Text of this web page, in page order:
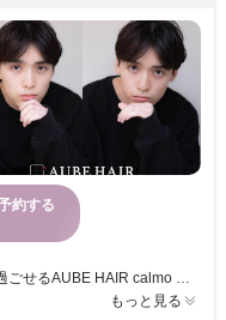
約する
広々とした明るい空間で、心地よい時間を過ごせるAUBE HAIR calmo 高知2号店。ここでは、お客様一人ひとりの髪質や骨格を丁寧に見極め、ライフスタイルに寄り添ったスタイルをご提案いたします。トレンドを巧みに取り入れつつ、あなたの個性を引き立てるデザインを実現します。心地よい価格設定で、継続して通いやすいのも魅力。特に若い女性に多く支持され、多様なニーズに対応できるのがAUBE HAIR calmoの強みです。ぜひ、自分らしい素敵なスタイルを手に入れて、毎日の生活を一層楽しくしてください。
もっと見る